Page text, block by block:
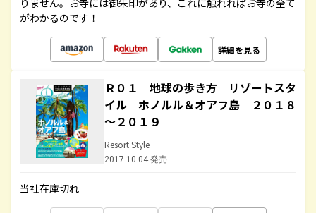
りません。お寺には御朱印があり、これに触れればお寺の全て
がわかるのです！
詳細を見る
Ｒ０１ 地球の歩き方 リゾートスタ
イル ホノルル＆オアフ島 ２０１８
～２０１９
Resort Style
2017.10.04 発売
当社在庫切れ